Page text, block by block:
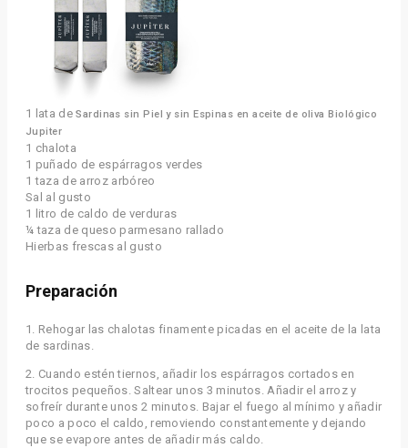
1 lata deSardinas sin Piel y sin Espinas en aceite de oliva Biológico
Jupiter
1 chalota
1 puñado de espárragos verdes
1 taza de arroz arbóreo
Sal al gusto
1 litro de caldo de verduras
¼ taza de queso parmesano rallado
Hierbas frescas al gusto
Preparación
1. Rehogar las chalotas finamente picadas en el aceite de la lata
de sardinas.
2. Cuando estén tiernos, añadir los espárragos cortados en
trocitos pequeños. Saltear unos 3 minutos. Añadir el arroz y
sofreír durante unos 2 minutos. Bajar el fuego al mínimo y añadir
poco a poco el caldo, removiendo constantemente y dejando
que se evapore antes de añadir más caldo.